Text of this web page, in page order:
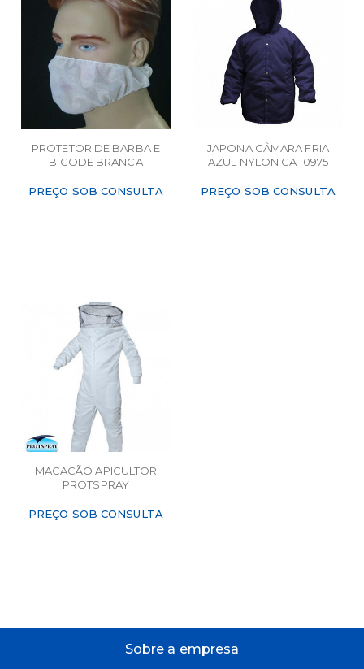
PROTETOR DE BARBA E
BIGODE BRANCA
JARC DESC
PREÇO SOB CONSULTA
JAPONA CÂMARA FRIA
AZUL NYLON CA 10975
PREÇO SOB CONSULTA
MACACÃO APICULTOR
PROTSPRAY
PREÇO SOB CONSULTA
Sobre a empresa